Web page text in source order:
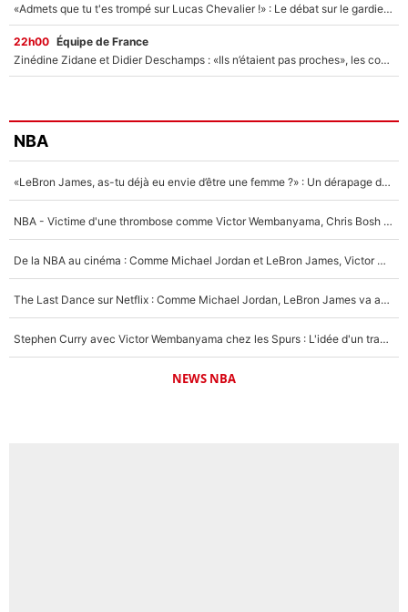
«Admets que tu t'es trompé sur Lucas Chevalier !» : Le débat sur le gardien du PSG vire au clash à l'After Foot
22h00 Équipe de France
Zinédine Zidane et Didier Deschamps : «Ils n’étaient pas proches», les confidences d’un membre de l’équipe de France 1998 sur leur relation spéciale
NBA
«LeBron James, as-tu déjà eu envie d’être une femme ?» : Un dérapage de Donald Trump sur la superstar de la NBA refait surface
NBA - Victime d'une thrombose comme Victor Wembanyama, Chris Bosh prévient le Français des risques sur sa santé : «J’ai failli mourir sur le coup et j’ai été ramené à la vie»
De la NBA au cinéma : Comme Michael Jordan et LeBron James, Victor Wembanyama rêve d'une carrière d'acteur !
The Last Dance sur Netflix : Comme Michael Jordan, LeBron James va avoir le droit à sa série !
Stephen Curry avec Victor Wembanyama chez les Spurs : L'idée d'un trade historique est lancée en NBA !
NEWS NBA